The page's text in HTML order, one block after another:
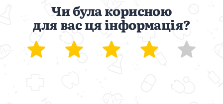
Чи була корисною
для вас ця інформація?